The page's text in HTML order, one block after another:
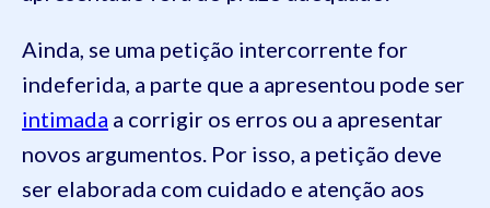
Ainda, se uma petição intercorrente for
indeferida, a parte que a apresentou pode ser
intimada a corrigir os erros ou a apresentar
novos argumentos. Por isso, a petição deve
ser elaborada com cuidado e atenção aos